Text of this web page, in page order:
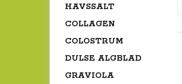
HAVSSALT
COLLAGEN
COLOSTRUM
DULSE ALGBLAD
GRAVIOLA